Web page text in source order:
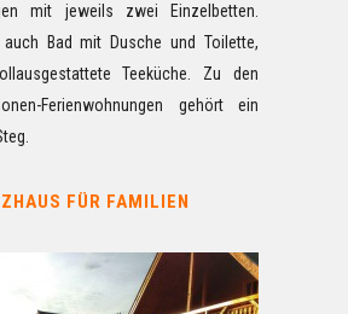
mit jeweils zwei Einzelbetten.
auch Bad mit Dusche und Toilette,
Teeküche. Zu den
Ferienwohnungen gehört ein
FÜR FAMILIEN